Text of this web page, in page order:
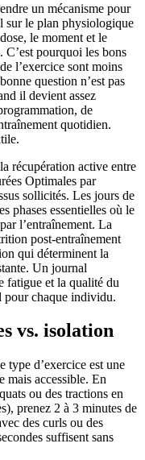
un mécanisme pour
sur le plan physiologique
le moment et le
C’est pourquoi les bons
l’exercice sont moins
question n’est pas
il devient assez
de
quotidien.
récupération active entre
Optimales par
sollicités. Les jours de
phases essentielles où le
l’entraînement. La
post-entraînement
qui déterminent la
Un journal
fatigue et la qualité du
pour chaque individu.
vs. isolation
type d’exercice est une
mais accessible. En
ou des tractions en
prenez 2 à 3 minutes de
des curls ou des
suffisent sans